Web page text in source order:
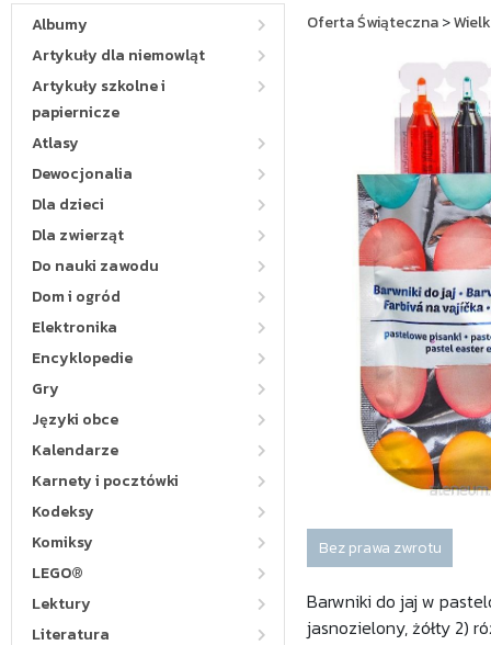
Albumy
Artykuły dla niemowląt
Artykuły szkolne i
papiernicze
Atlasy
Dewocjonalia
Dla dzieci
Dla zwierząt
Do nauki zawodu
Dom i ogród
Elektronika
Encyklopedie
Gry
Języki obce
Kalendarze
Karnety i pocztówki
Kodeksy
Komiksy
LEGO®
Lektury
Literatura
Oferta Świąteczna>
Bez prawa zwrotu
Barwniki do jaj w
jasnozielony, żółty 2)